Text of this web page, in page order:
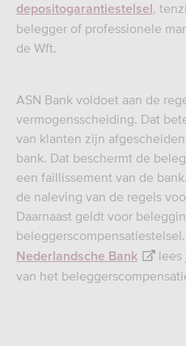
depositogarantiestelsel ,
belegger of professionele
de Wft.
ASN Bank voldoet aan de
vermogensscheiding. Dat
van klanten zijn
bank. Dat beschermt de
een faillissement van de
de naleving van de regels
Daarnaast geldt voor
Nederlandsche Bank
lees
van het